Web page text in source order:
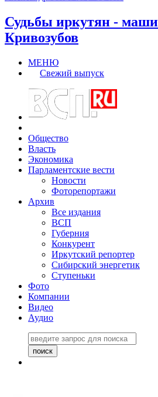
Судьбы иркутян -
Кривозубов
МЕНЮ
Свежий выпуск
Общество
Власть
Экономика
Парламентские вести
Новости
Фоторепортажи
Архив
Все издания
ВСП
Губерния
Конкурент
Иркутский репортер
Сибирский энергетик
Ступеньки
Фото
Компании
Видео
Аудио